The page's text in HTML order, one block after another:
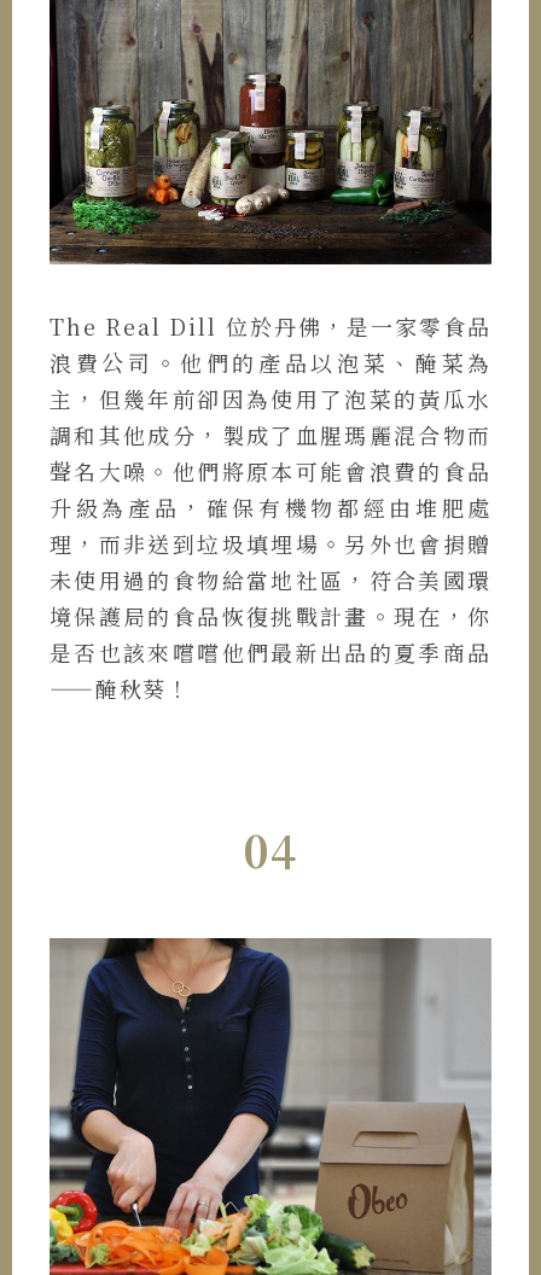
The Real Dill 位於丹佛，是一家零食品
浪費公司。他們的產品以泡菜、醃菜為
主，但幾年前卻因為使用了泡菜的黃瓜水
調和其他成分，製成了血腥瑪麗混合物而
聲名大噪。他們將原本可能會浪費的食品
升級為產品，確保有機物都經由堆肥處
理，而非送到垃圾填埋場。另外也會捐贈
未使用過的食物給當地社區，符合美國環
境保護局的食品恢復挑戰計畫。現在，你
是否也該來嚐嚐他們最新出品的夏季商品
——醃秋葵！
04